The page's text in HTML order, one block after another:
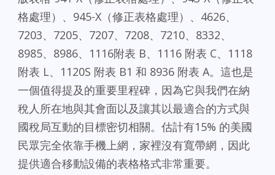
格處理）、945-X（修正表格處理）、4626、
7203、7205、7207、7208、7210、8332、
8985、8986、1116附表 B、1116 附表 C、1118
附表 L、1120S 附表 B1 和 8936 附表 A。這也是
一個值得提及的重要里程碑，因為它與我們在納
稅人所在地與其會面以及讓其以最適合的方式與
國稅局互動的目標密切相關。估計有15% 的美國
民眾完全依靠手機上網，家裡沒有寬帶網，因此
提供適合移動設備的表格格式非常重要。